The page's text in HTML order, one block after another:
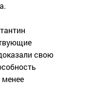
свою
менее